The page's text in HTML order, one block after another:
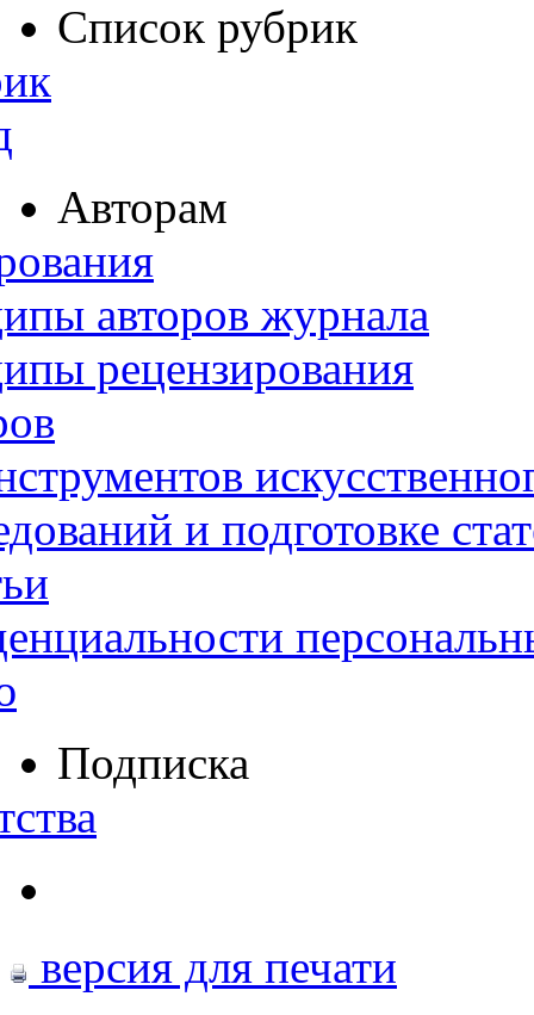
Список рубрик
Авторам
авторов журнала
рецензирования
и подготовке
Подписка
версия для печати